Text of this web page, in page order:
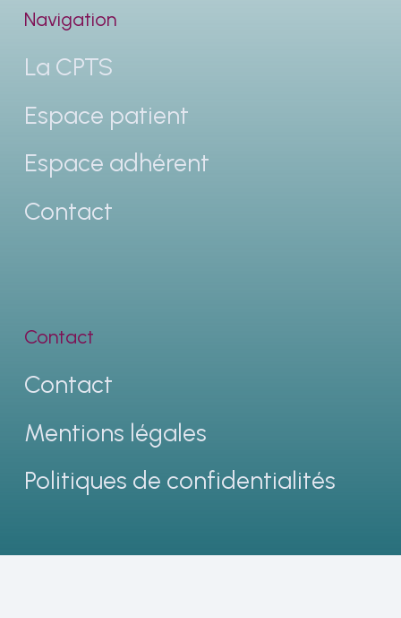
Navigation
La CPTS
Espace patient
Espace adhérent
Contact
Contact
Contact
Mentions légales
Politiques de confidentialités